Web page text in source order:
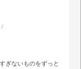
ぎないものをずっと